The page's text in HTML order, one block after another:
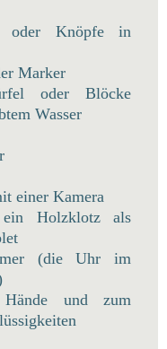
oder Knöpfe in
Marker
oder Blöcke
Wasser
einer Kamera
Holzklotz als
(die Uhr im
und zum